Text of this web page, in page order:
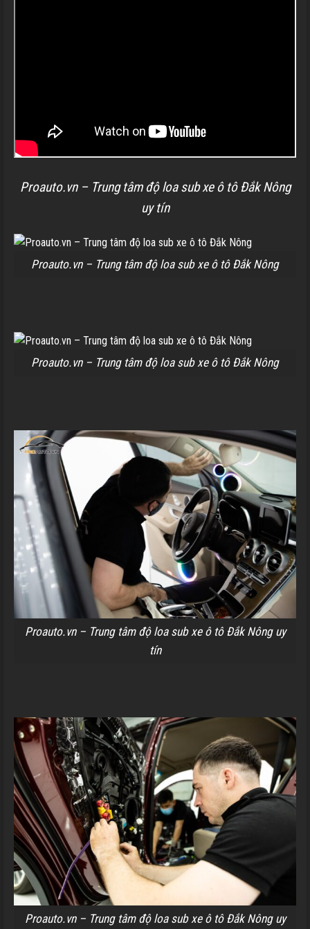
Proauto.vn – Trung tâm độ loa sub xe ô tô Đắk Nông
uy tín
Proauto.vn – Trung tâm độ loa sub xe ô tô Đắk Nông
Proauto.vn – Trung tâm độ loa sub xe ô tô Đắk Nông
Proauto.vn – Trung tâm độ loa sub xe ô tô Đắk Nông uy
tín
Proauto.vn – Trung tâm độ loa sub xe ô tô Đắk Nông uy